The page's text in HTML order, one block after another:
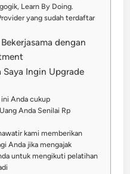
Learn By Doing.
yang sudah terdaftar
dengan
Saya Ingin Upgrade
Anda cukup
Anda Senilai Rp
kami memberikan
Anda jika mengajak
untuk mengikuti pelatihan